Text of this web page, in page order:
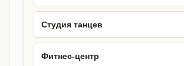
Студия танцев
Фитнес-центр